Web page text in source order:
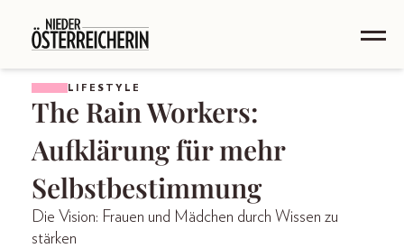
LIFESTYLE
The Rain Workers:
Aufklärung für mehr
Selbstbestimmung
Die Vision: Frauen und Mädchen durch Wissen zu
stärken